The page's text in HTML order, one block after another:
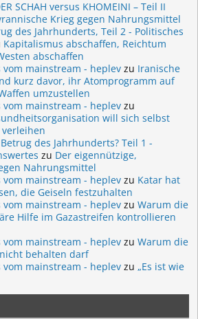
SCHAH versus KHOMEINI – Teil II
Krieg gegen Nahrungsmittel
des Jahrhunderts, Teil 2 - Politisches
Kapitalismus abschaffen, Reichtum
abschaffen
mainstream - heplev zu Iranische
kurz davor, ihr Atomprogramm auf
umzustellen
mainstream - heplev zu
will sich selbst
des Jahrhunderts? Teil 1 -
zu Der eigennützige,
Nahrungsmittel
mainstream - heplev zu Katar hat
die Geiseln festzuhalten
mainstream - heplev zu Warum die
Hilfe im Gazastreifen kontrollieren
mainstream - heplev zu Warum die
behalten darf
mainstream - heplev zu „Es ist wie